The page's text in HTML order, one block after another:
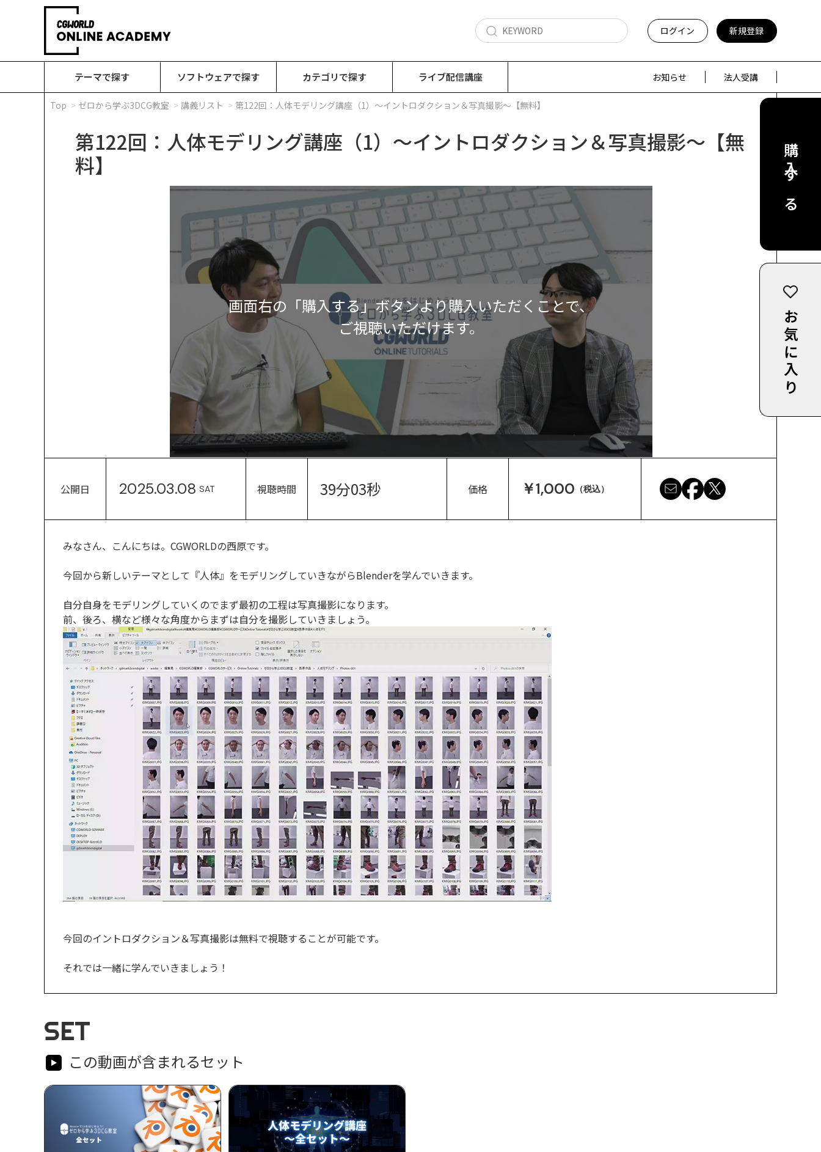
ログイン 新規登録
テーマで探す ソフトウェアで探す カテゴリで探す ライブ配信講座 お知らせ 法人受講
Top ゼロから学ぶ3DCG教室 講義リスト 第122回：人体モデリング講座（1）～イントロダクション＆写真撮影～【無料】
第122回：人体モデリング講座（1）～イントロダクション＆写真撮影～【無
料】
画面右の「購入する」ボタンより購入いただくことで、
ご視聴いただけます。
購入する
お気に入り
公開日 2025.03.08 SAT 視聴時間 39分03秒 価格 ￥1,000 （税込）
みなさん、こんにちは。CGWORLDの西原です。
今回から新しいテーマとして『人体』をモデリングしていきながらBlenderを学んでいきます。
自分自身をモデリングしていくのでまず最初の工程は写真撮影になります。
前、後ろ、横など様々な角度からまずは自分を撮影していきましょう。
今回のイントロダクション＆写真撮影は無料で視聴することが可能です。
それでは一緒に学んでいきましょう！
SET
この動画が含まれるセット